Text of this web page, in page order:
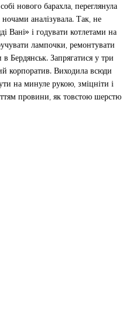
нового барахла, переглянула
аналізувала. Так, не
Вані» і годувати котлетами на
лампочки, ремонтувати
Бердянськ. Запрягатися у три
корпоратив. Виходила всюди
на минуле рукою, зміцніти і
провини, як товстою шерстю